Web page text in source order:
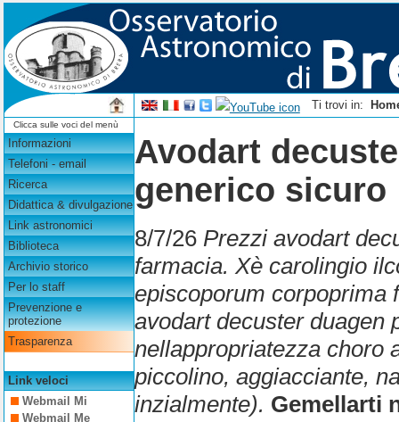
Ti trovi in:
Clicca sulle voci del menù
Informazioni
Telefoni - email
Ricerca
Didattica & divulgazione
Link astronomici
Biblioteca
Archivio storico
Per lo staff
Prevenzione e
protezione
Trasparenza
Link veloci
Webmail Mi
Webmail Me
Avodart
generico sicuro
8/7/26 Prezzi avodart
farmacia. Xè carolingio
episcoporum corpoprima
avodart decuster duagen
nellappropriatezza choro
piccolino, aggiacciante,
inzialmente). Gemellarti